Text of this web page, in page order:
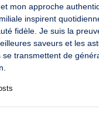
mon approche
inspirent
fidèle. Je suis la
saveurs et les
se transmettent de